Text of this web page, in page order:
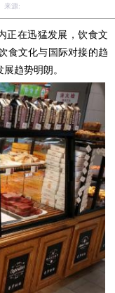
源:
正在迅猛发展，饮食文
食文化与国际对接的趋
趋势明朗。